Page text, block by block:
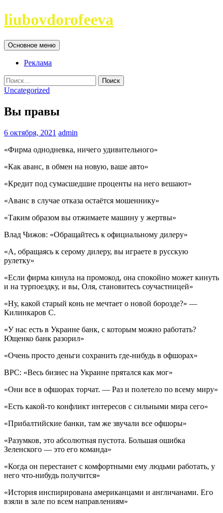
Перейти
к
liubovdorofeeva
Поиск
Основное меню
Реклама
Найти:
Uncategorized
Вы правы
6 октября, 2021 admin
«Фирма однодневка, ничего удивительного»
«Как аванс, в обмен на новую, ваше авто»
«Кредит под сумасшедшие проценты на него вешают»
«Аванс в случае отказа остаётся мошеннику»
«Таким образом вы отжимаете машину у жертвы»
Влад Чижов: «Обращайтесь к официальному дилеру»
«А, обращаясь к серому дилеру, вы играете в русскую
рулетку»
«Если фирма кинула на промокод, она спокойно может кинуть
и на турпоездку, и вы, Оля, становитесь соучастницей»
«Ну, какой старый конь не мечтает о новой борозде?» —
Килинкаров С.
«У нас есть в Украине банк, с которым можно работать?
Ющенко банк разорил»
«Очень просто деньги сохранить где-нибудь в офшорах»
ВРС: «Весь бизнес на Украине прятался как мог»
«Они все в офшорах торчат. — Раз и полетело по всему миру»
«Есть какой-то конфликт интересов с сильными мира сего»
«Прибалтийские банки, там же звучали все офшоры»
«Разумков, это абсолютная пустота. Большая ошибка
Зеленского — это его команда»
«Когда он перестанет с комфортными ему людьми работать, у
него что-нибудь получится»
«История инспирирована американцами и англичанами. Его
взяли в зале по всем направлениям»